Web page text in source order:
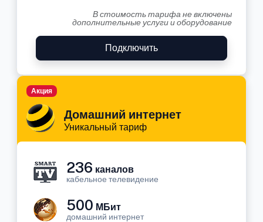
В стоимость тарифа не включены
дополнительные услуги и оборудование
Подключить
Домашний интернет
Уникальный тариф
Акция
236 каналов
кабельное телевидение
500 МБит
домашний интернет